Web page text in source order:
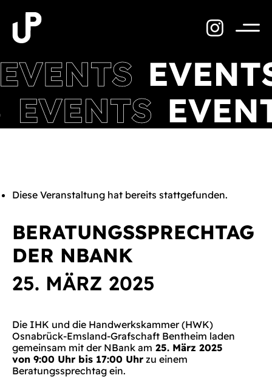
Inhalt
springen
Diese Veranstaltung hat bereits stattgefunden.
BERATUNGSSPRECHTAG
DER NBANK
25. MÄRZ 2025
Die IHK und die Handwerkskammer (HWK)
Osnabrück-Emsland-Grafschaft Bentheim laden
gemeinsam mit der NBank am 25. März 2025
von 9:00 Uhr bis 17:00 Uhr zu einem
Beratungssprechtag ein.